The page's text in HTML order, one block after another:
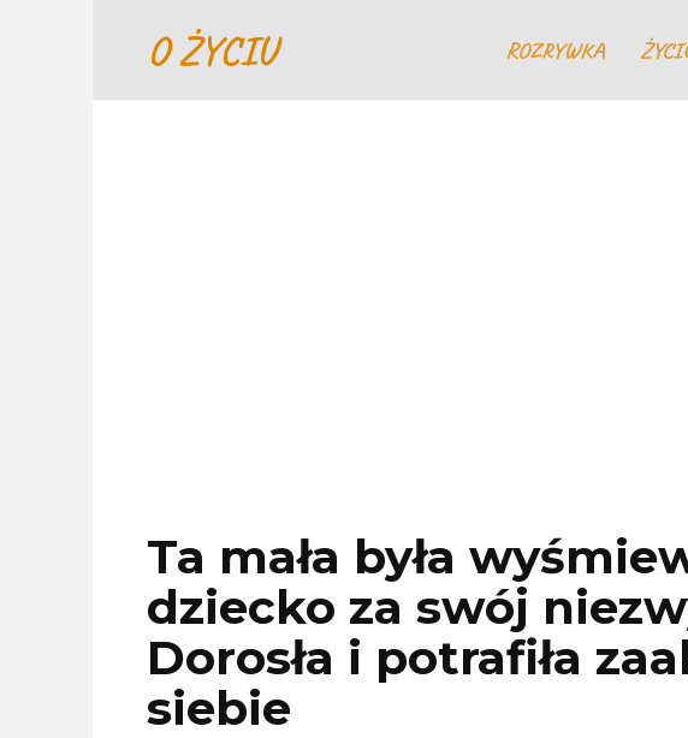
O ŻYCIU ROZRYWKA
Ta mała była
dziecko za swój
Dorosła i potrafiła
siebie